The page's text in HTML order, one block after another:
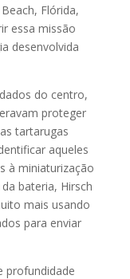
Flórida,
essa missão
desenvolvida
do centro,
proteger
tartarugas
aqueles
à miniaturização
bateria, Hirsch
mais usando
para enviar
profundidade